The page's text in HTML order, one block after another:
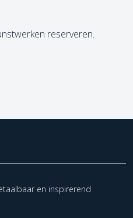
reserveren.
en inspirerend